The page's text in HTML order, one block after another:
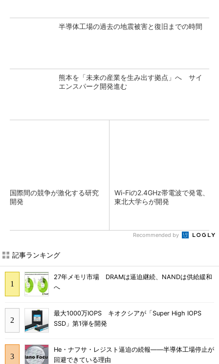
半導体工場の過去の地震被害と復旧までの時間
熊本を「未来の産業を生み出す拠点」へ サイ
エンスパーク開発進む
国際間の競争が激化する研究
開発
Wi-Fiの2.4GHz帯電波で発電、
東北大学らが開発
Recommended by
記事ランキング
27年メモリ市場 DRAMは逼迫継続、NANDは供給緩和
へ
最大1000万IOPS キオクシアが「Super High IOPS
SSD」第1弾を開発
He・ナフサ・レジスト逼迫の続報――半導体工場停止が
回避できている理由